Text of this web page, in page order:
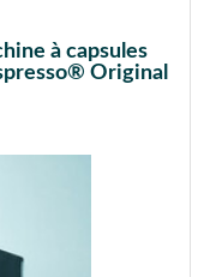
à capsules
Original